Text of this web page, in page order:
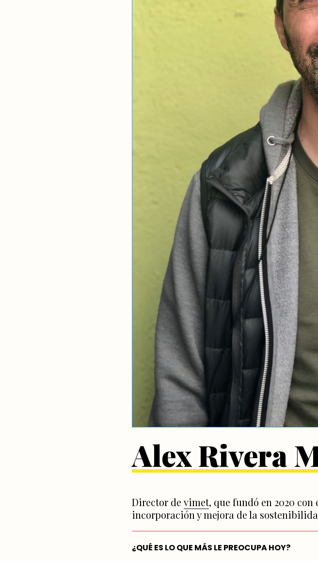
Alex Rivera
Director de vimet, que fundó en 2020
incorporación y mejora de la
¿QUÉ ES LO QUE MÁS LE PREOCUPA HOY?